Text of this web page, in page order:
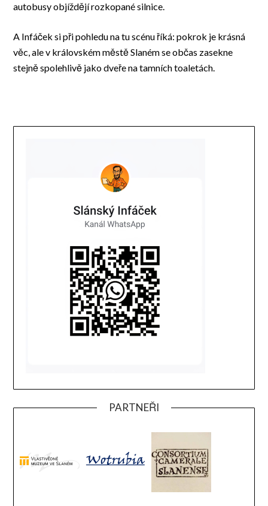
autobusy objíždějí rozkopané silnice.
A Infáček si při pohledu na tu scénu říká: pokrok je krásná
věc, ale v královském městě Slaném se občas zasekne
stejně spolehlivě jako dveře na tamních toaletách.
PARTNEŘI